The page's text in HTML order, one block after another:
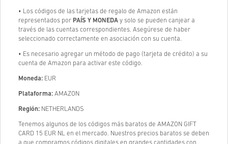
• Los códigos de las tarjetas de regalo de Amazon están
representados por PAÍS Y MONEDA y solo se pueden canjear a
través de las cuentas correspondientes. Asegúrese de haber
seleccionado correctamente en asociación con su cuenta.
• Es necesario agregar un método de pago (tarjeta de crédito) a su
cuenta de Amazon para activar este código.
Moneda: EUR
Plataforma: AMAZON
Región: NETHERLANDS
Tenemos algunos de los códigos más baratos de AMAZON GIFT
CARD 15 EUR NL en el mercado. Nuestros precios baratos se deben
a que compramos códigos digitales en grandes cantidades con